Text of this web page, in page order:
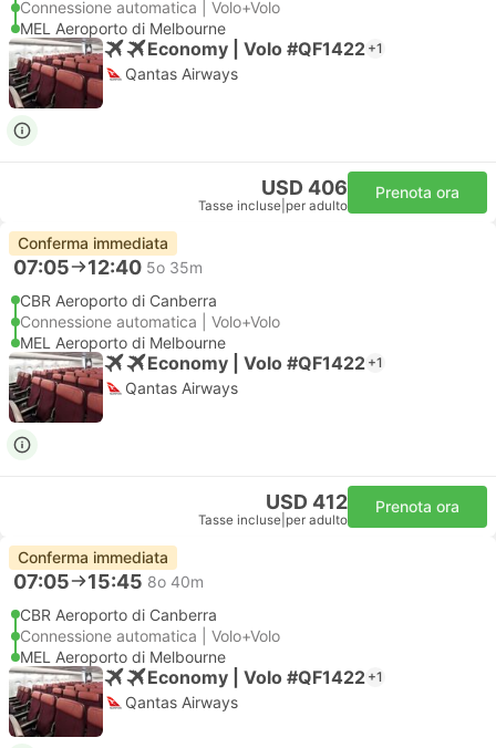
Connessione automatica | Volo+Volo
MEL Aeroporto di Melbourne
Economy | Volo #QF1422 +1
Qantas Airways
USD 406
Tasse incluse per adulto
Prenota ora
Conferma immediata
07:05 12:40 5o 35m
CBR Aeroporto di Canberra
Connessione automatica | Volo+Volo
MEL Aeroporto di Melbourne
Economy | Volo #QF1422 +1
Qantas Airways
USD 412
Tasse incluse per adulto
Prenota ora
Conferma immediata
07:05 15:45 8o 40m
CBR Aeroporto di Canberra
Connessione automatica | Volo+Volo
MEL Aeroporto di Melbourne
Economy | Volo #QF1422 +1
Qantas Airways